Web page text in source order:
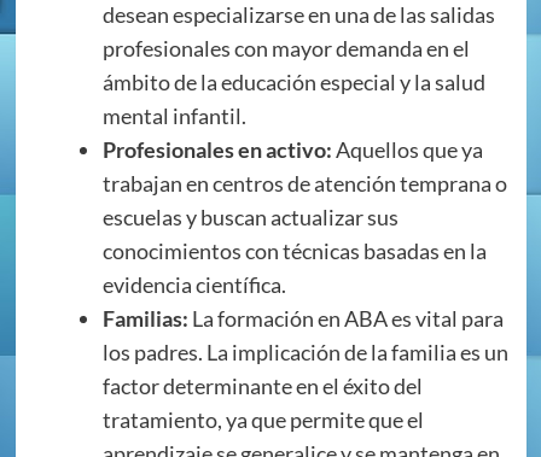
desean especializarse en una de las salidas
profesionales con mayor demanda en el
ámbito de la educación especial y la salud
mental infantil.
Profesionales en activo:Aquellos que ya
trabajan en centros de atención temprana o
escuelas y buscan actualizar sus
conocimientos con técnicas basadas en la
evidencia científica.
Familias: La formación en ABA es vital para
los padres. La implicación de la familia es un
factor determinante en el éxito del
tratamiento, ya que permite que el